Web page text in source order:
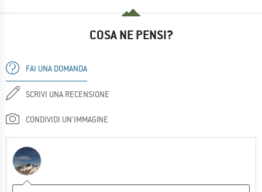
COSA NE PENSI?
FAI UNA DOMANDA
SCRIVI UNA RECENSIONE
CONDIVIDI UN'IMMAGINE